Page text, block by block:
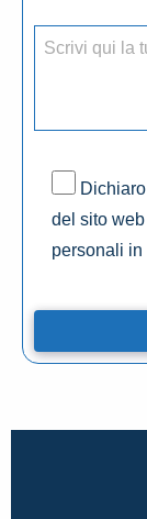
del sito
personali in